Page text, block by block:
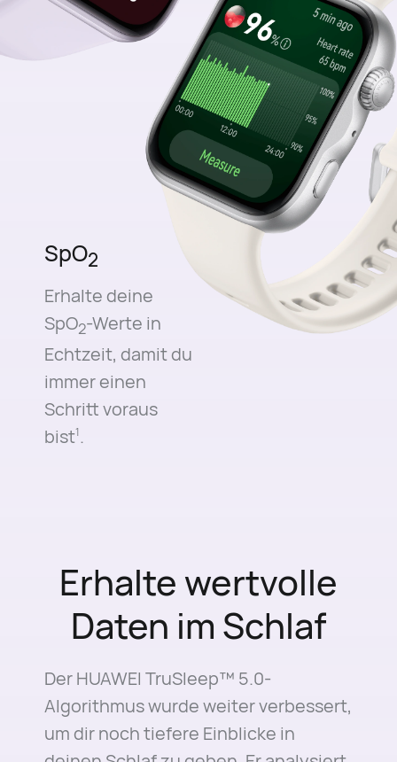
SpO2
Erhalte deine
SpO2-Werte in
Echtzeit, damit du
immer einen
Schritt voraus
bist⁠1.
Erhalte wertvolle
Daten im Schlaf
Der HUAWEI TruSleep™ 5.0-
Algorithmus wurde weiter verbessert,
um dir noch tiefere Einblicke in